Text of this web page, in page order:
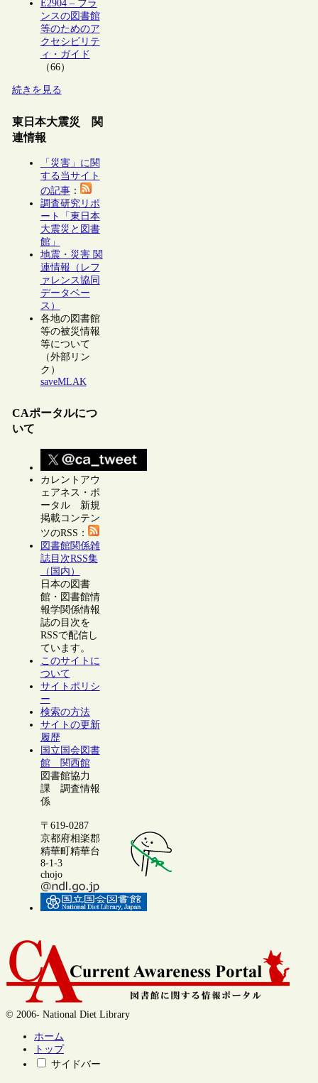
E2904 – フラ
ンスの図書館
等のためのア
クセシビリテ
ィ・ガイド
（66）
続きを見る
東日本大震災 関
連情報
「災害」に関
する当サイト
の記事：
調査研究リポ
ート「東日本
大震災と図書
館」
地震・災害 関
連情報（レフ
ァレンス協同
データベー
ス）
各地の図書館
等の被災情報
等について
（外部リン
ク）
saveMLAK
CAポータルにつ
いて
カレントアウ
ェアネス・ポ
ータル 新規
掲載コンテン
ツのRSS：
図書館関係雑
誌目次RSS集
（国内）
日本の図書
館・図書館情
報学関係情報
誌の目次を
RSSで配信し
ています。
このサイトに
ついて
サイトポリシ
ー
検索の方法
サイトの更新
履歴
国立国会図書
館 関西館
図書館協力
課 調査情報
係
〒619-0287
京都府相楽郡
精華町精華台
8-1-3
chojo
© 2006- National Diet Library
ホーム
トップ
サイドバー